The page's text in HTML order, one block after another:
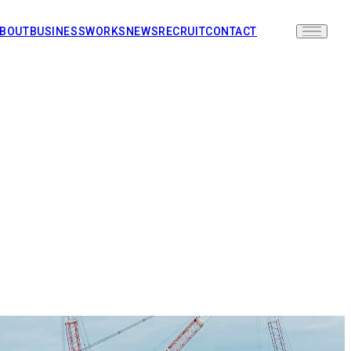
BUSINESSWORKS NEWSRECRUITCONTACT